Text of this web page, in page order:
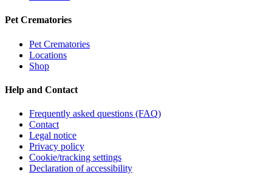
Pet Crematories
Pet Crematories
Locations
Shop
Help and Contact
Frequently asked questions (FAQ)
Contact
Legal notice
Privacy policy
Cookie/tracking settings
Declaration of accessibility